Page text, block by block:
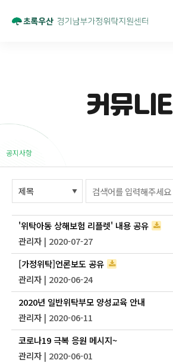
커뮤니티
공지사항
'위탁아동 상해보험 리플렛' 내용 공유
관리자 | 2020-07-27
[가정위탁]언론보도 공유
관리자 | 2020-06-24
2020년 일반위탁부모 양성교육 안내
관리자 | 2020-06-11
코로나19 극복 응원 메시지~
관리자 | 2020-06-01